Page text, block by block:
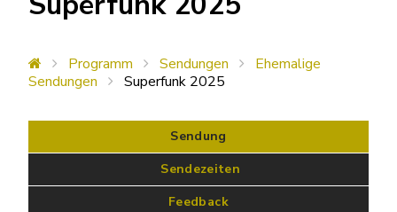
Programm Sendungen
Ehemalige
Sendungen
Superfunk 2025
Sendung
Sendezeiten
Feedback